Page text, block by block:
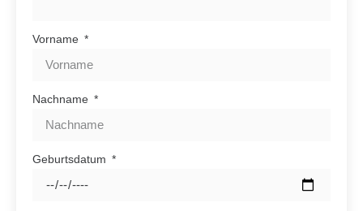
Vorname
Nachname
Geburtsdatum